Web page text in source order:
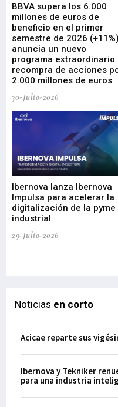
BBVA supera los 6.000
millones de euros de
beneficio en el primer
semestre de 2026
anuncia un nuevo
programa extraordinario
recompra de acciones
2.000 millones de euros
30-Julio-2026
Ibernova lanza Ibernova
Impulsa para acelerar la
digitalización de la pyme
industrial
29-Julio-2026
Noticias en corto
Acicae reparte sus
Ibernova y Tekniker
para una industria